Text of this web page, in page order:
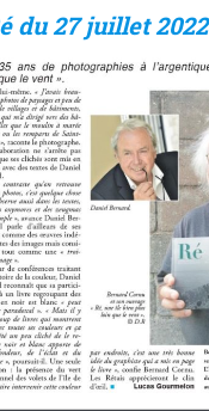
du 27 juillet 2022